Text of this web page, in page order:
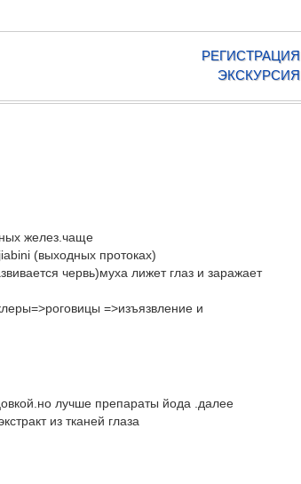
РЕГИСТРАЦИЯ
ЭКСКУРСИЯ
желез.чаще
(выходных протоках)
червь)муха лижет глаз и заражает
=>изъязвление и
лучше препараты йода .далее
из тканей глаза